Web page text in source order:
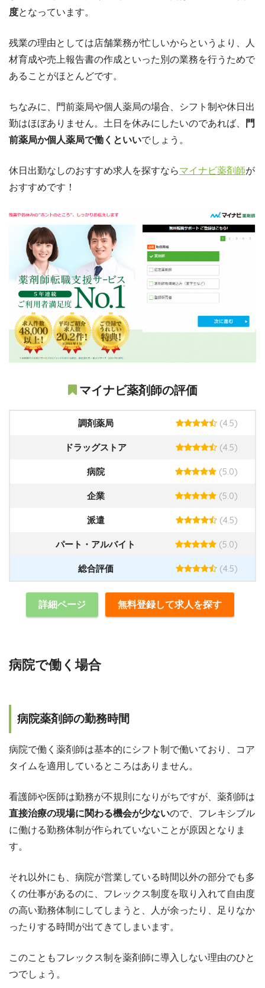
度となっています。
残業の理由としては店舗業務が忙しいからというより、人
材育成や売上報告書の作成といった別の業務を行うためで
あることがほとんどです。
ちなみに、門前薬局や個人薬局の場合、シフト制や休日出
勤はほぼありません。土日を休みにしたいのであれば、
門
前薬局か個人薬局で働くといいでしょう。
休日出勤なしのおすすめ求人を探すならマイナビ薬剤師が
おすすめです！
マイナビ薬剤師の評価
調剤薬局 (4.5)
ドラッグストア (4.5)
病院 (5.0)
企業 (5.0)
派遣 (4.5)
パート・アルバイト (5.0)
総合評価 (4.5)
詳細ページ 無料登録して求人を探す
病院で働く場合
病院薬剤師の勤務時間
病院で働く薬剤師は基本的にシフト制で働いており、コア
タイムを適用しているところはありません。
看護師や医師は勤務が不規則になりがちですが、薬剤師は
直接治療の現場に関わる機会が少ないので、フレキシブル
に働ける勤務体制が作られていないことが原因となりま
す。
それ以外にも、病院が営業している時間以外の部分でも多
くの仕事があるのに、フレックス制度を取り入れて自由度
の高い勤務体制にしてしまうと、人が余ったり、足りなか
ったりする時間が出てきてしまいます。
このこともフレックス制を薬剤師に導入しない理由のひと
つでしょう。